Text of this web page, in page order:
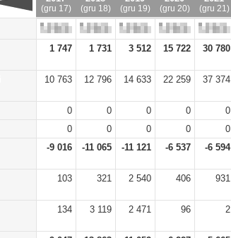
(gru 17) (gru 18) (gru 19) (gru 20) (gru 21)
1 747 1 731 3 512 15 722 30 780
10 763 12 796 14 633 22 259 37 374
0 0 0 0 0
0 0 0 0 0
-9 016 -11 065 -11 121 -6 537 -6 594
103 321 2 540 406 931
134 3 119 2 471 96 2